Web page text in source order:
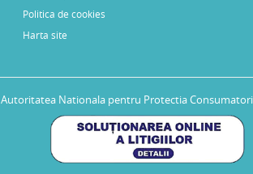
Politica de cookies
Harta site
Autoritatea Nationala pentru Protectia